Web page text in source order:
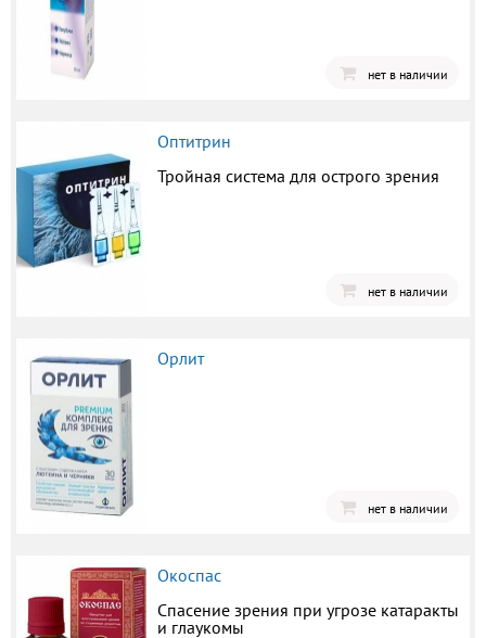
нет в наличии
Оптитрин
Тройная система для острого зрения
нет в наличии
Орлит
нет в наличии
Окоспас
Спасение зрения при угрозе катаракты
и глаукомы